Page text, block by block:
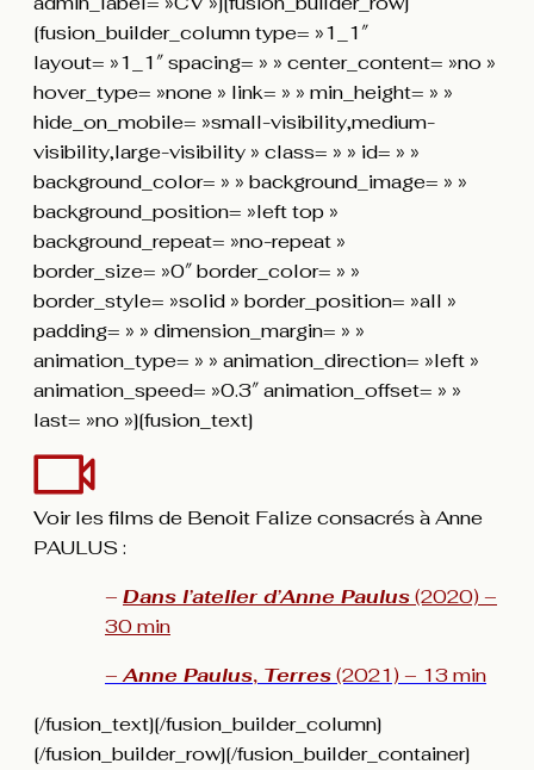
[fusion_builder_column type= »1_1″
layout= »1_1″ spacing= » » center_content= »no »
hover_type= »none » link= » » min_height= » »
hide_on_mobile= »small-visibility,medium-
visibility,large-visibility » class= » » id= » »
background_color= » » background_image= » »
background_position= »left top »
background_repeat= »no-repeat »
border_size= »0″ border_color= » »
border_style= »solid » border_position= »all »
padding= » » dimension_margin= » »
animation_type= » » animation_direction= »left »
animation_speed= »0.3″ animation_offset= » »
last= »no »][fusion_text]
Voir les films de Benoit Falize consacrés à Anne
PAULUS :
– Dans l’atelier d’Anne Paulus(2020) –
30 min
–Anne Paulus, Terres(2021) – 13 min
[/fusion_text][/fusion_builder_column]
[/fusion_builder_row][/fusion_builder_container]